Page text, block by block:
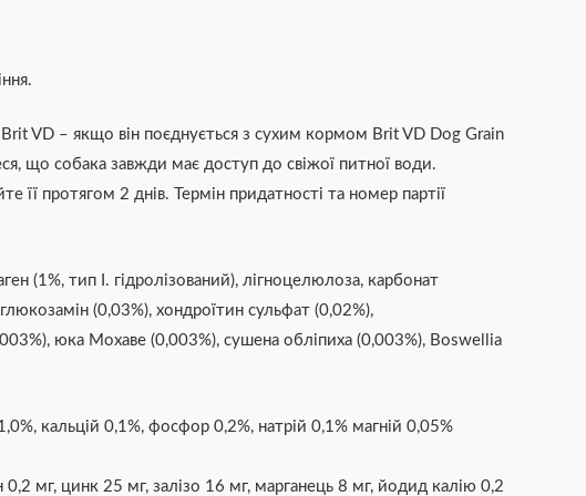
VD – якщо він поєднується з сухим кормом Brit VD Dog Grain
що собака завжди має доступ до свіжої питної води.
її протягом 2 днів. Термін придатності та номер партії
(1%, тип I. гідролізований), лігноцелюлоза, карбонат
(0,03%), хондроїтин сульфат (0,02%),
юка Мохаве (0,003%), сушена обліпиха (0,003%), Boswellia
кальцій 0,1%, фосфор 0,2%, натрій 0,1% магній 0,05%
мг, цинк 25 мг, залізо 16 мг, марганець 8 мг, йодид калію 0,2